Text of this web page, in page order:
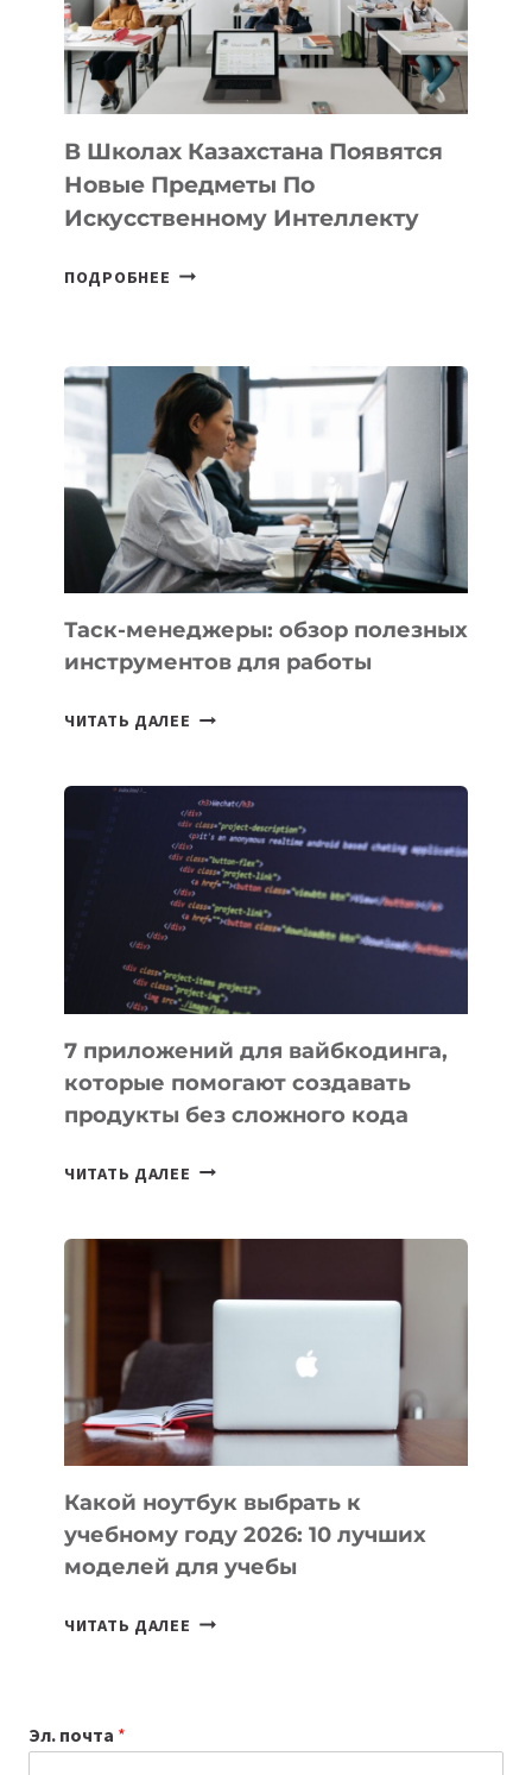
—
МЕЖДУНАРОДНУЮ
ПРОГРАММУ
ДЛЯ
ТЕХНОЛОГИЧЕСКИХ
В Школах Казахстана Появятся
Новые Предметы По
Искусственному Интеллекту
ПОДРОБНЕЕ В
НОВЫЕ
ПРЕДМЕТЫ
ПО
ИСКУССТВЕННОМУ
ИНТЕЛЛЕКТУ
Таск-менеджеры: обзор полезных
инструментов для работы
ЧИТАТЬ ДАЛЕЕ ТАСК-
ПОЛЕЗНЫХ
ИНСТРУМЕНТОВ
ДЛЯ
РАБОТЫ
7 приложений для вайбкодинга,
которые помогают создавать
продукты без сложного кода
ЧИТАТЬ ДАЛЕЕ
ПОМОГАЮТ
СОЗДАВАТЬ
БЕЗ
СЛОЖНОГО
КОДА
Какой ноутбук выбрать к
учебному году 2026: 10 лучших
моделей для учебы
ЧИТАТЬ ДАЛЕЕ КАКОЙ
Эл. почта *